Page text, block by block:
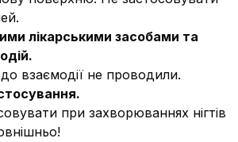
лікарськими засобами та
взаємодії не проводили.
при захворюваннях нігтів